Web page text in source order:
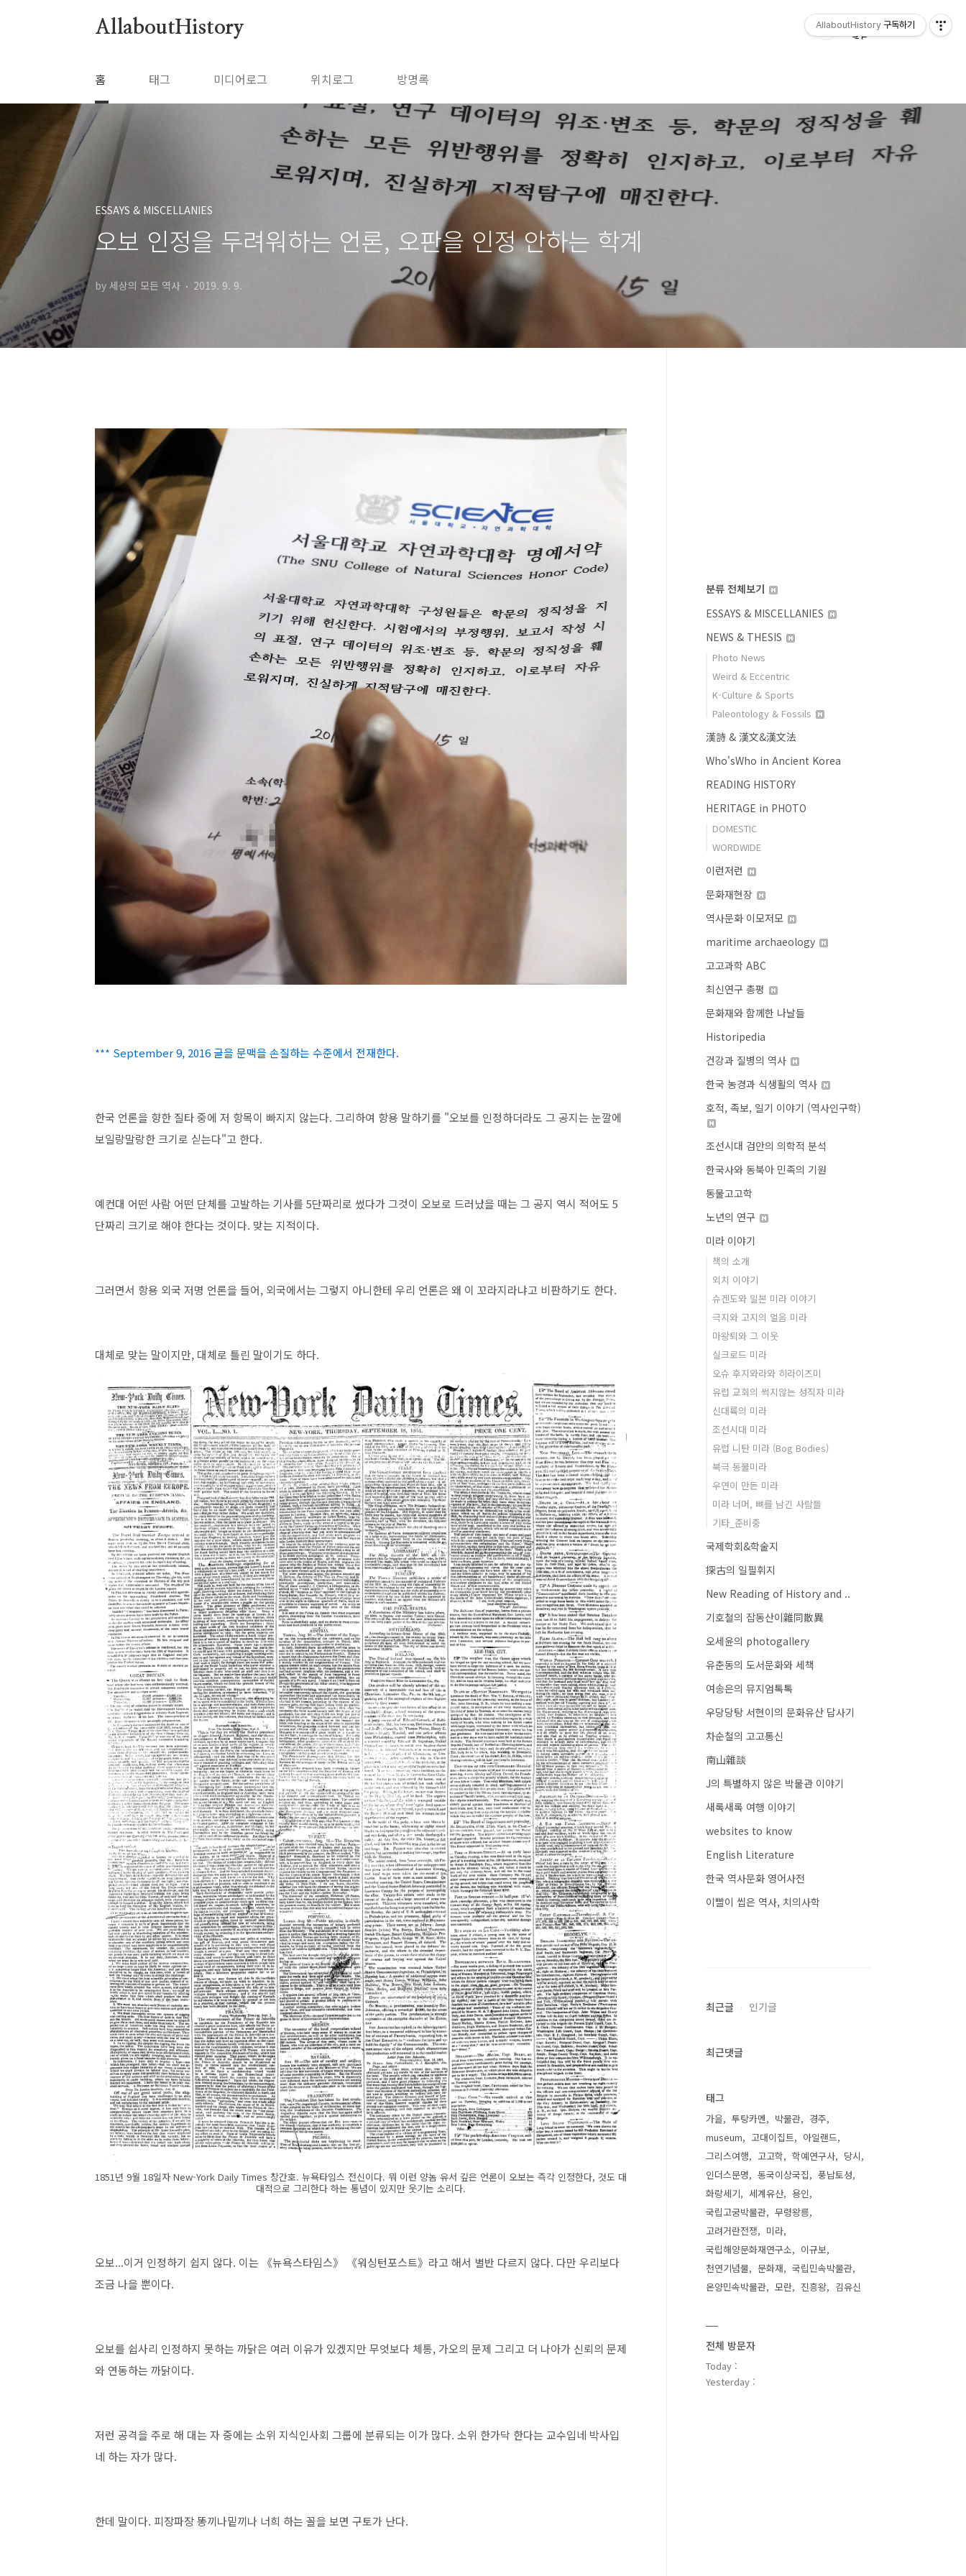
AllaboutHistory
홈 태그 미디어로그 위치로그 방명록
ESSAYS & MISCELLANIES
오보 인정을 두려워하는 언론, 오판을 인정 안하는 학계
by 세상의 모든 역사 2019. 9. 9.
*** September 9, 2016 글을 문맥을 손질하는 수준에서 전재한다.
한국 언론을 향한 질타 중에 저 항목이 빠지지 않는다. 그리하여 항용 말하기를 "오보를 인정하더라도 그 공지는 눈깔에
보일랑말랑한 크기로 싣는다"고 한다.
예컨대 어떤 사람 어떤 단체를 고발하는 기사를 5단짜리로 썼다가 그것이 오보로 드러났을 때는 그 공지 역시 적어도 5
단짜리 크기로 해야 한다는 것이다. 맞는 지적이다.
그러면서 항용 외국 저명 언론을 들어, 외국에서는 그렇지 아니한테 우리 언론은 왜 이 꼬라지라냐고 비판하기도 한다.
대체로 맞는 말이지만, 대체로 틀린 말이기도 하다.
1851년 9월 18일자 New-York Daily Times 창간호. 뉴욕타임스 전신이다. 뭐 이런 양놈 유서 깊은 언론이 오보는 즉각 인정한다, 것도 대
대적으로 그리한다 하는 통념이 있지만 웃기는 소리다.
오보...이거 인정하기 쉽지 않다. 이는 《뉴욕스타임스》 《워싱턴포스트》라고 해서 별반 다르지 않다. 다만 우리보다
조금 나을 뿐이다.
오보를 쉽사리 인정하지 못하는 까닭은 여러 이유가 있겠지만 무엇보다 체통, 가오의 문제 그리고 더 나아가 신뢰의 문제
와 연동하는 까닭이다.
저런 공격을 주로 해 대는 자 중에는 소위 지식인사회 그룹에 분류되는 이가 많다. 소위 한가닥 한다는 교수입네 박사입
네 하는 자가 많다.
한데 말이다. 피장파장 똥끼나밑끼나 너희 하는 꼴을 보면 구토가 난다.
분류 전체보기
ESSAYS & MISCELLANIES
NEWS & THESIS
Photo News
Weird & Eccentric
K-Culture & Sports
Paleontology & Fossils
漢詩 & 漢文&漢文法
Who'sWho in Ancient Korea
READING HISTORY
HERITAGE in PHOTO
DOMESTIC
WORDWIDE
이런저런
문화재현장
역사문화 이모저모
maritime archaeology
고고과학 ABC
최신연구 총평
문화재와 함께한 나날들
Historipedia
건강과 질병의 역사
한국 농경과 식생활의 역사
호적, 족보, 일기 이야기 (역사인구학)
조선시대 검안의 의학적 분석
한국사와 동북아 민족의 기원
동물고고학
노년의 연구
미라 이야기
책의 소개
외치 이야기
슈겐도와 일본 미라 이야기
극지와 고지의 얼음 미라
마왕퇴와 그 이웃
실크로드 미라
오슈 후지와라와 히라이즈미
유럽 교회의 썩지않는 성직자 미라
신대륙의 미라
조선시대 미라
유럽 니탄 미라 (Bog Bodies)
북극 동물미라
우연이 만든 미라
미라 너머, 뼈를 남긴 사람들
기타_준비중
국제학회&학술지
探古의 일필휘지
New Reading of History and ..
기호철의 잡동산이雜同散異
오세윤의 photogallery
유춘동의 도서문화와 세책
여송은의 뮤지엄톡톡
우당당탕 서현이의 문화유산 답사기
차순철의 고고통신
南山雜談
J의 특별하지 않은 박물관 이야기
새록새록 여행 이야기
websites to know
English Literature
한국 역사문화 영어사전
이빨이 씹은 역사, 치의사학
최근글 인기글
최근댓글
태그
가을 투탕카멘 박물관
경주
museum
고대이집트
아일랜드
그리스여행
고고학 학예연구사
당시
인더스문명
동국이상국집
풍납토성
화랑세기
세계유산
용인
국립고궁박물관
무령왕릉
고려거란전쟁
미라
국립해양문화재연구소
이규보
천연기념물
문화재
국립민속박물관
온양민속박물관
모란 진흥왕 김유신
전체 방문자
Today :
Yesterday :
AllaboutHistory 구독하기